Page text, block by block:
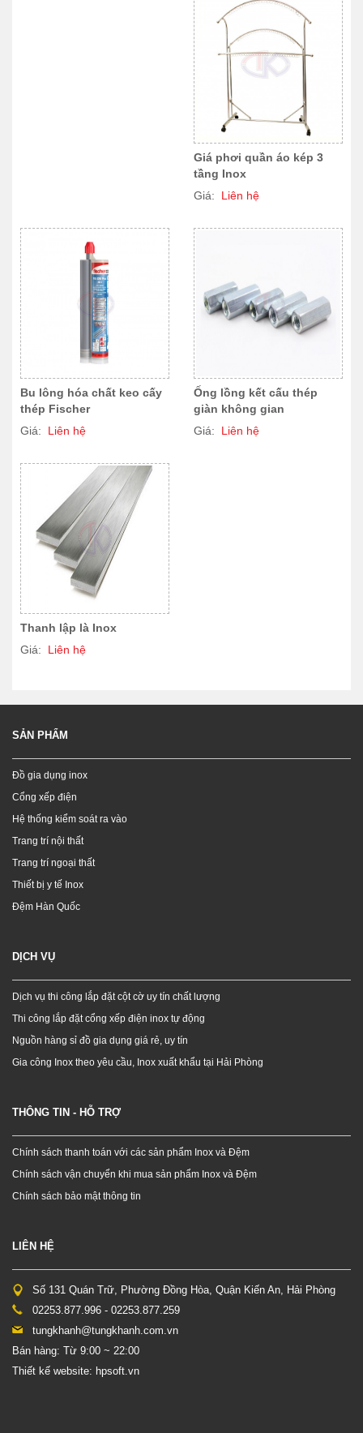
Giá phơi quần áo kép 3
tầng Inox
Giá: Liên hệ
Bu lông hóa chất keo cấy
thép Fischer
Giá: Liên hệ
Ống lồng kết cấu thép
giàn không gian
Giá: Liên hệ
Thanh lập là Inox
Giá: Liên hệ
SẢN PHẨM
Đồ gia dụng inox
Cổng xếp điện
Hệ thống kiểm soát ra vào
Trang trí nội thất
Trang trí ngoại thất
Thiết bị y tế Inox
Đệm Hàn Quốc
DỊCH VỤ
Dịch vụ thi công lắp đặt cột cờ uy tín chất lượng
Thi công lắp đặt cổng xếp điện inox tự động
Nguồn hàng sỉ đồ gia dụng giá rẻ, uy tín
Gia công Inox theo yêu cầu, Inox xuất khẩu tại Hải Phòng
THÔNG TIN - HỖ TRỢ
Chính sách thanh toán với các sản phẩm Inox và Đệm
Chính sách vận chuyển khi mua sản phẩm Inox và Đệm
Chính sách bảo mật thông tin
LIÊN HỆ
Số 131 Quán Trữ, Phường Đồng Hòa, Quận Kiến An, Hải Phòng
02253.877.996 - 02253.877.259
tungkhanh@tungkhanh.com.vn
Bán hàng: Từ 9:00 ~ 22:00
Thiết kế website: hpsoft.vn